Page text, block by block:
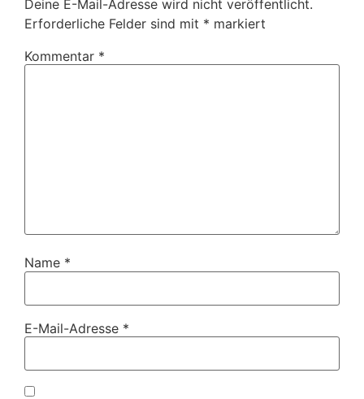
Deine E-Mail-Adresse wird nicht veröffentlicht.
Erforderliche Felder sind mit * markiert
Kommentar *
Name *
E-Mail-Adresse *